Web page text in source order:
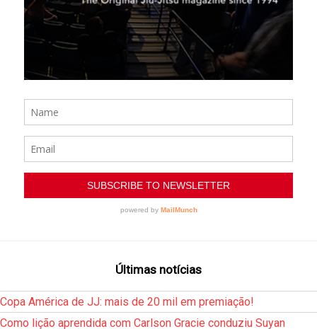
Últimas notícias
Copa América de JJ: mais de 20 mil em premiação!
Como lição aprendida com Carlson Gracie conduziu Suyan